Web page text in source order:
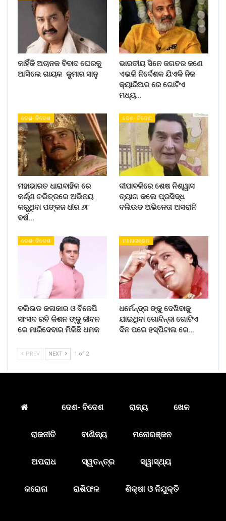
କାହିଁକି ଅଚାନକ ବିବାଦ ଘେରକୁ
ଆସିଲେ ଗାୟକ କୁମାର ସାନୁ
ଭାରତୀୟ ସିନେ ଜଗତର ଜଣେ
ଏଭଳି ନିର୍ଦେଶକ ଯିଏକି ନିଜ
କ୍ୟାରିଅର ରେ ଗୋଟିଏ
ମଧ୍ୟ…
ଦେଶ- ବିଦେଶ
ମହାଭାରତ ଧାରାବାହିକ ରେ
କର୍ଣ୍ଣ ଚରିତ୍ରରେ ଅଭିନୟ
କରୁଥିବା ପଙ୍କଜ ଧୀର ୬୮
ବର୍ଷ…
ଦେଶ- ବିଦେଶ
ଦୀପାବଳିରେ ଶେଷ ନିଶ୍ୱାସ
ତ୍ୟାଗ କଲେ ପ୍ରସିଦ୍ଧ
ବଲିଉଡ ଅଭିନେତା ଅସରାନି
ଦେଶ- ବିଦେଶ
ବଲିଉଡ କଳାକାର ଓ ବିଜେପି
ସାଂସଦ ରବି କିଶନ ଙ୍କୁ ଜୀବନ
ରେ ମାରିଦେବାର ମିଳିଛି ଧମକ
ମନୋରଞ୍ଜନ
ଧର୍ମେନ୍ଦ୍ର ଙ୍କୁ ଦେଖିବାକୁ
ଯାଇଥିବା ଗୋବିନ୍ଦା ଗୋଟିଏ
ଦିନ ପରେ ହସ୍ପିଟାଲ ରେ…
PREV NEXT 1 of 2
ଦେଶ- ବିଦେଶ ରାଜ୍ୟ ଖେଳ
ରାଜନୀତି ବାଣିଜ୍ୟ ମନୋରଞ୍ଜନ
ଅପରାଧ ସ୍ୱତନ୍ତ୍ର ସ୍ୱାସ୍ଥ୍ୟ
କରୋନା ରାଶିଫଳ ଶିକ୍ଷା ଓ ନିଯୁକ୍ତି